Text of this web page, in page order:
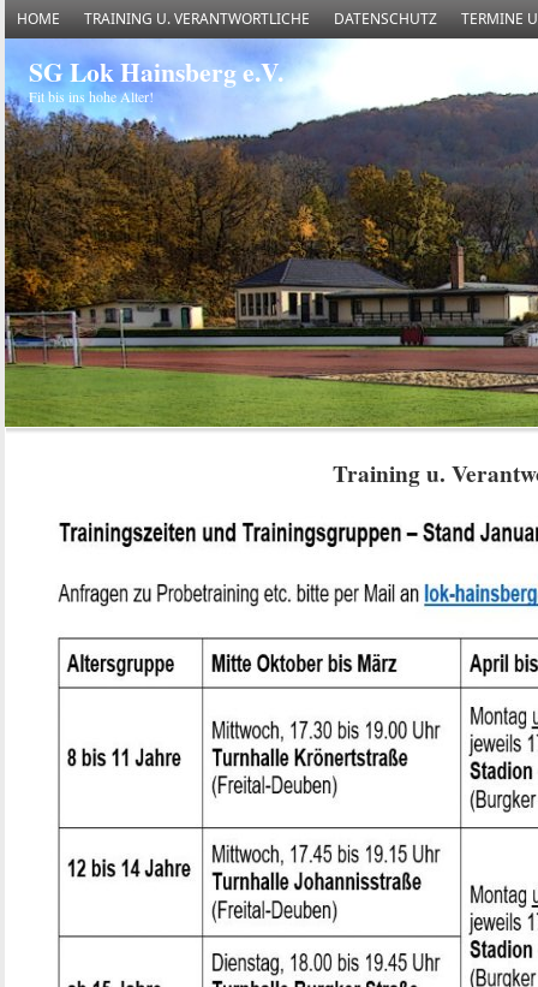
HOME TRAINING U. VERANTWORTLICHE DATENSCHUTZ TERMINE
SG Lok Hainsberg e.V.
Fit bis ins hohe Alter!
Training u.